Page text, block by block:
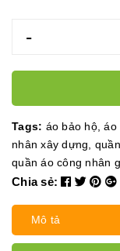
-
Tags: áo bảo hộ,áo
nhân xây dựng
quần áo công nhân
Chia sẻ:
Mô tả